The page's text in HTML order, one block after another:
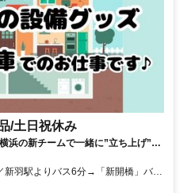
/土日祝休み
浜の新チームで一緒に”立ち上げ”か
新羽駅よりバス6分→「新開橋」バス
ス14分→「川向南耕地」バス停下